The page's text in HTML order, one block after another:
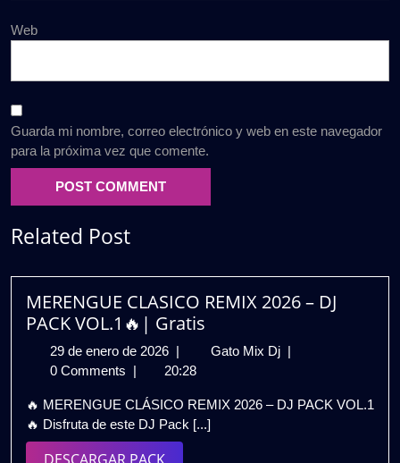
Web
Guarda mi nombre, correo electrónico y web en este navegador
para la próxima vez que comente.
Related Post
MERENGUE CLASICO REMIX 2026 – DJ
PACK VOL.1🔥| Gratis
29 de enero de 2026 29
de
de
2026
| Gato Mix Dj MERENGUE
2026
|
0 Comments | 20:28
🔥 MERENGUE CLÁSICO REMIX 2026 – DJ PACK VOL.1
🔥 Disfruta de este DJ Pack [...]
DESCARGAR